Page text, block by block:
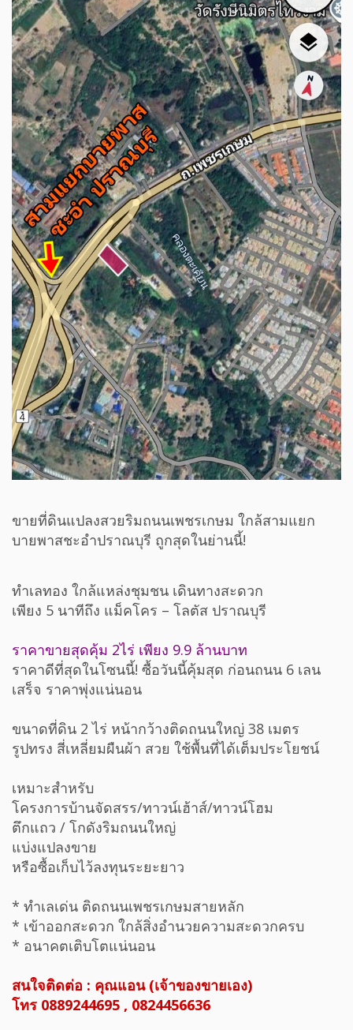
ขายที่ดินแปลงสวยริมถนนเพชรเกษม ใกล้สามแยก
บายพาสชะอำปราณบุรี ถูกสุดในย่านนี้!
ทำเลทอง ใกล้แหล่งชุมชน เดินทางสะดวก
เพียง 5 นาทีถึง แม็คโคร – โลตัส ปราณบุรี
ราคาขายสุดคุ้ม 2ไร่ เพียง 9.9 ล้านบาท
ราคาดีที่สุดในโซนนี้! ซื้อวันนี้คุ้มสุด ก่อนถนน 6 เลน
เสร็จ ราคาพุ่งแน่นอน
ขนาดที่ดิน 2 ไร่ หน้ากว้างติดถนนใหญ่ 38 เมตร
รูปทรง สี่เหลี่ยมผืนผ้า สวย ใช้พื้นที่ได้เต็มประโยชน์
เหมาะสำหรับ
โครงการบ้านจัดสรร/ทาวน์เฮ้าส์/ทาวน์โฮม
ตึกแถว / โกดังริมถนนใหญ่
แบ่งแปลงขาย
หรือซื้อเก็บไว้ลงทุนระยะยาว
* ทำเลเด่น ติดถนนเพชรเกษมสายหลัก
* เข้าออกสะดวก ใกล้สิ่งอำนวยความสะดวกครบ
* อนาคตเติบโตแน่นอน
สนใจติดต่อ : คุณแอน (เจ้าของขายเอง)
โทร 0889244695 , 0824456636